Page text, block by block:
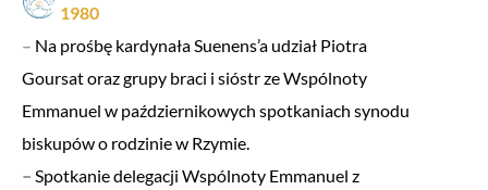
1980
– Na prośbę kardynała Suenens’a udział Piotra
Goursat oraz grupy braci i sióstr ze Wspólnoty
Emmanuel w październikowych spotkaniach synodu
biskupów o rodzinie w Rzymie.
– Spotkanie delegacji Wspólnoty Emmanuel z